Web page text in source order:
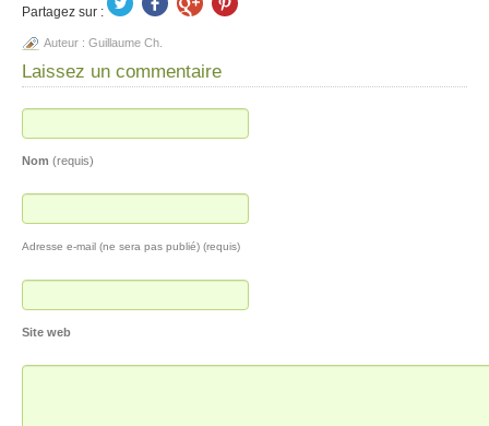
Partagez sur :
Auteur : Guillaume Ch.
Laissez un commentaire
Nom (requis)
Adresse e-mail (ne sera pas publié) (requis)
Site web